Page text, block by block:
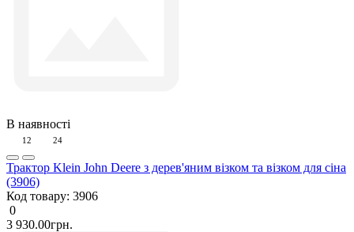
В наявності
12 24
Трактор Klein John Deere з дерев'яним візком та візком для сіна
(3906)
Код товару: 3906
0
3 930.00грн.